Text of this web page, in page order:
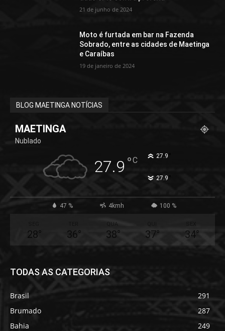
21 de junho de 2024
Moto é furtada em bar na Fazenda
Sobrado, entre as cidades de Maetinga
e Caraíbas
19 de janeiro de 2024
BLOG MAETINGA NOTÍCIAS
MAETINGA
Nublado
27.9 °C 27.9
27.9
47 % 4kmh 100 %
28° 36°
QUA
38° 37° 34°
TODAS AS CATEGORIAS
Brasil
291
Brumado
287
Bahia
249